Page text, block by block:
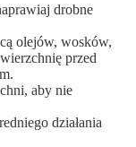
drobne
olejów, wosków,
przed
aby nie
działania